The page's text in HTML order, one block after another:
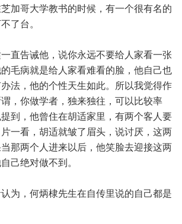
加哥大学教书的时候，有一个很有名的
了台。
直告诫他，说你永远不要给人家看一张
毛病就是给人家看难看的脸，他自己也
法，他的个性天生如此。所以我觉得作
，你做学者，独来独往，可以比较率
到，他曾住在胡适家里，有两个客人要
一看，胡适就皱了眉头，说讨厌，这两
那两个人进来以后，他笑脸去迎接这两
己绝对做不到。
为，何炳棣先生在自传里说的自己都是